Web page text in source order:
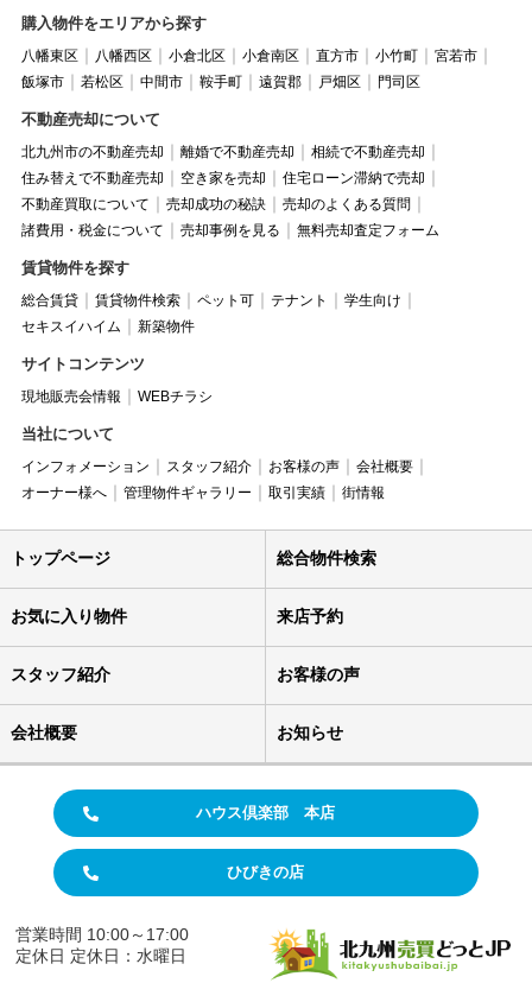
購入物件をエリアから探す
八幡東区 八幡西区 小倉北区 小倉南区 直方市 小竹町
宮若市
飯塚市
若松区 中間市 鞍手町 遠賀郡 戸畑区 門司区
不動産売却について
北九州市の不動産売却 離婚で不動産売却
相続で不動産売却
住み替えで不動産売却
空き家を売却
住宅ローン滞納で売却
不動産買取について
売却成功の秘訣
売却のよくある質問
諸費用・税金について
売却事例を見る 無料売却査定フォーム
賃貸物件を探す
総合賃貸 賃貸物件検索 ペット可 テナント
学生向け
セキスイハイム
新築物件
サイトコンテンツ
現地販売会情報 WEBチラシ
当社について
インフォメーション スタッフ紹介 お客様の声
会社概要
オーナー様へ
管理物件ギャラリー 取引実績 街情報
トップページ 総合物件検索
お気に入り物件 来店予約
スタッフ紹介 お客様の声
会社概要 お知らせ
ハウス倶楽部 本店
ひびきの店
営業時間 10:00～17:00
定休日 定休日：水曜日